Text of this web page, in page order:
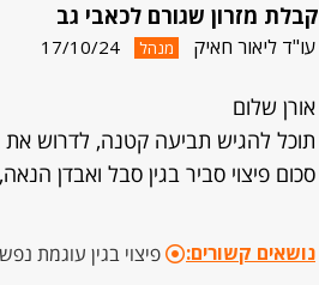
קבלת מזרון שגורם לכאבי גב
עו"ד ליאור חאיק מנהל 17/10/24
אורן שלום
תוכל להגיש תביעה קטנה, לדרוש
סכום פיצוי סביר בגין סבל ואבדן
נושאים קשורים: פיצוי בגין עוגמת נפש